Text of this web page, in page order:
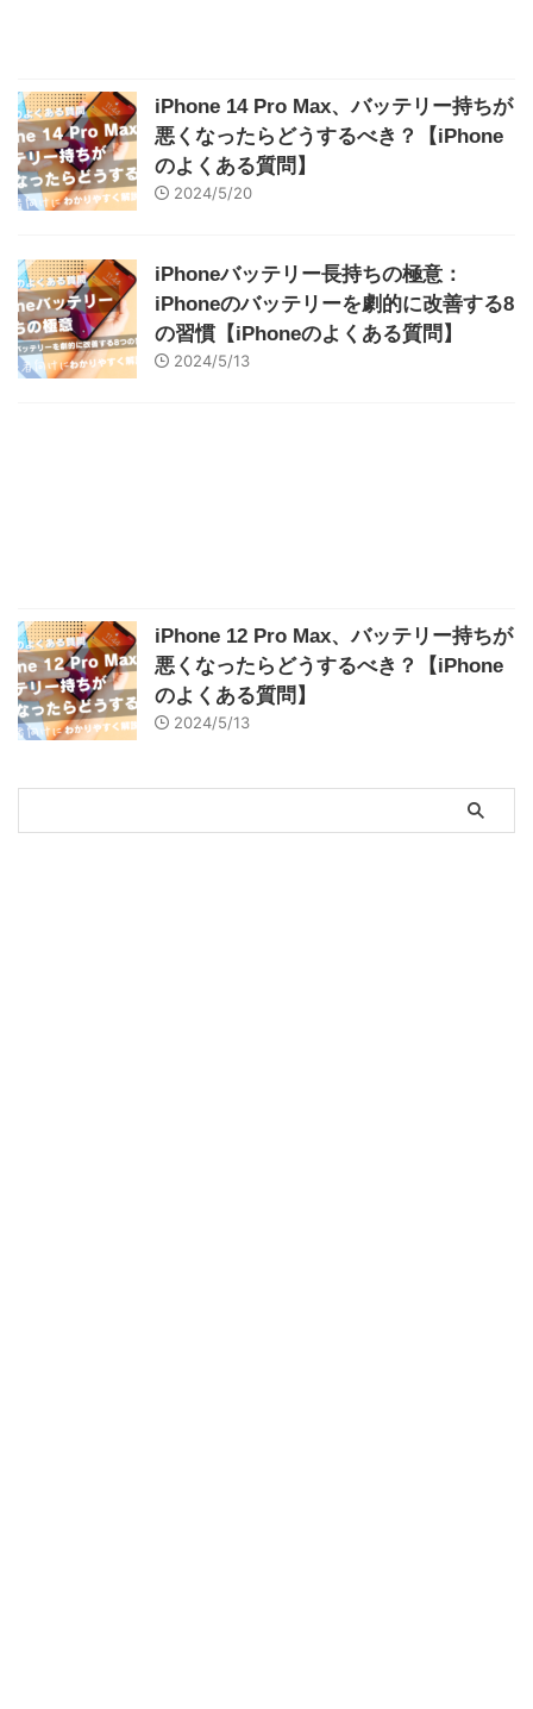
iPhone 14 Pro Max、バッテリー持ちが
悪くなったらどうするべき？【iPhone
のよくある質問】
2024/5/20
iPhoneバッテリー長持ちの極意：
iPhoneのバッテリーを劇的に改善する8
の習慣【iPhoneのよくある質問】
2024/5/13
iPhone 12 Pro Max、バッテリー持ちが
悪くなったらどうするべき？【iPhone
のよくある質問】
2024/5/13